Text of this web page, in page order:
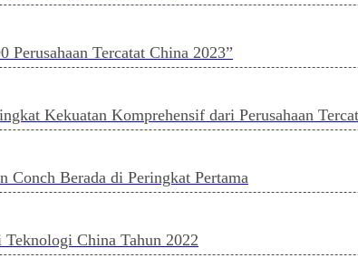
Tercatat China 2023”
Kekuatan Komprehensif dari Perusahaan
Conch Berada di Peringkat Pertama
Teknologi China Tahun 2022